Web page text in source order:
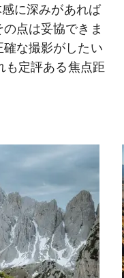
に深みがあれば
点は妥協できま
な撮影がしたい
も定評ある焦点距